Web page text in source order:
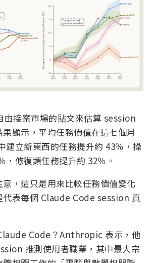
接案市場的貼文來估算 session
顯示，平均任務價值在這七個月
建立新東西的任務提升約 43％，操
，修復類任務提升約 32％。
，這只是用來比較任務價值變化
代表每個 Claude Code session 真
Code？Anthropic 表示，他
推測使用者職業，其中最大宗